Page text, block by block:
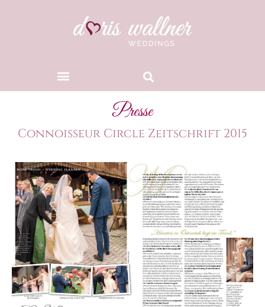
Presse
Connoisseur Circle Zeitschrift 2015